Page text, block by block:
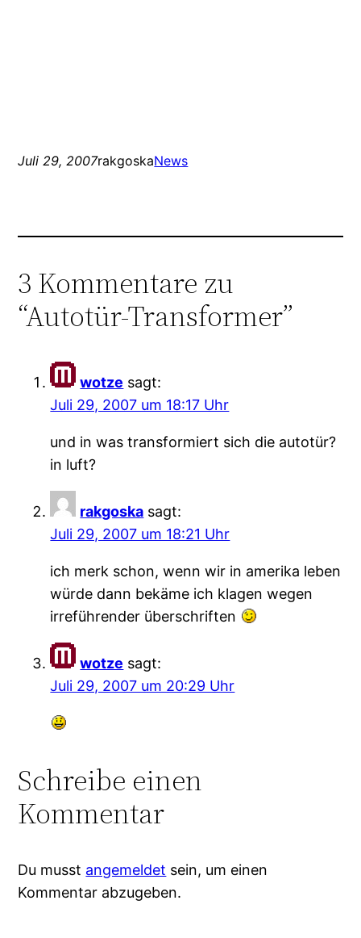
Juli 29, 2007rakgoskaNews
3 Kommentare zu
“Autotür-Transformer”
wotze sagt:
Juli 29, 2007 um 18:17 Uhr
und in was transformiert sich die autotür?
in luft?
rakgoska sagt:
Juli 29, 2007 um 18:21 Uhr
ich merk schon, wenn wir in amerika leben
würde dann bekäme ich klagen wegen
irreführender überschriften
wotze sagt:
Juli 29, 2007 um 20:29 Uhr
Schreibe einen
Kommentar
Du musst angemeldet sein, um einen
Kommentar abzugeben.